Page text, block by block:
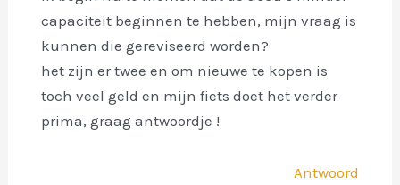
capaciteit beginnen te hebben, mijn vraag is
kunnen die gereviseerd worden?
het zijn er twee en om nieuwe te kopen is
toch veel geld en mijn fiets doet het verder
prima, graag antwoordje !
Antwoord